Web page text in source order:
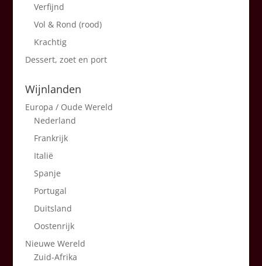
Verfijnd
Vol & Rond (rood)
Krachtig
Dessert, zoet en port
Wijnlanden
Europa / Oude Wereld
Nederland
Frankrijk
Italië
Spanje
Portugal
Duitsland
Oostenrijk
Nieuwe Wereld
Zuid-Afrika